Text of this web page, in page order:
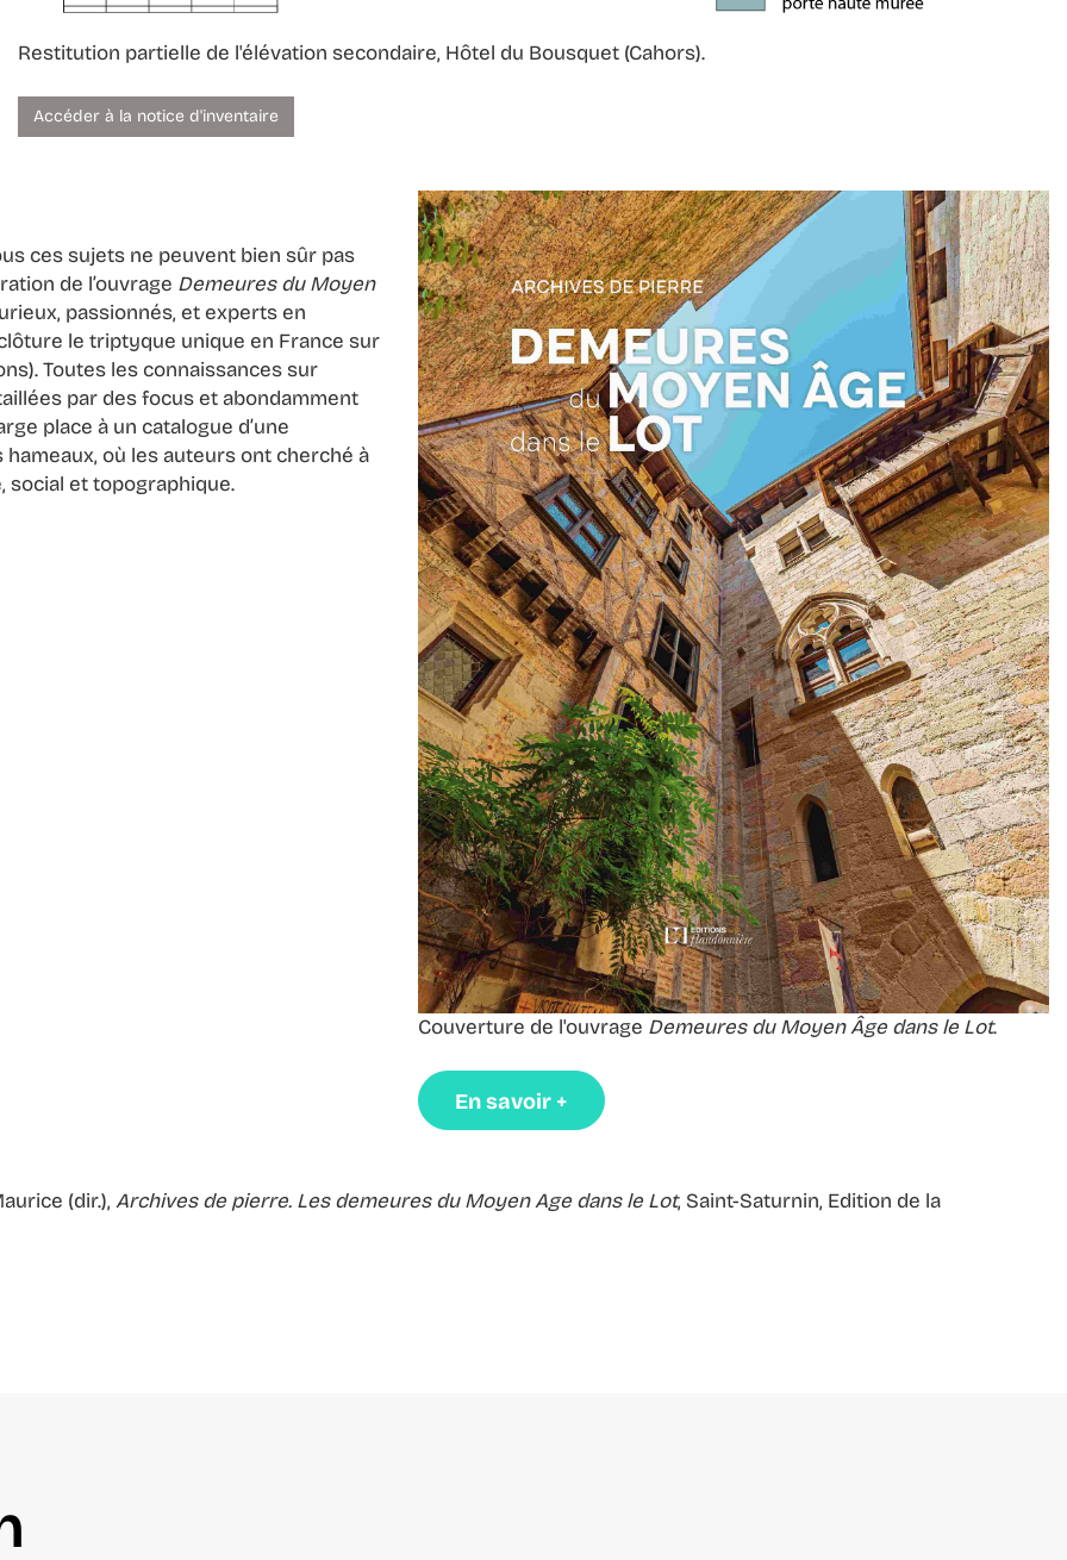
Restitution partielle de l'élévation secondaire, Hôtel du Bousquet (Cahors).
Accéder à la notice d'inventaire
ces sujets ne peuvent bien sûr pas
de l’ouvrage Demeures du Moyen
passionnés, et experts en
le triptyque unique en France sur
Toutes les connaissances sur
par des focus et abondamment
place à un catalogue d’une
où les auteurs ont cherché à
social et topographique.
Couverture de l'ouvrage Demeures du Moyen Âge dans le Lot.
En savoir +
(dir.), Archives de pierre. Les demeures du Moyen Age dans le Lot, Saint-Saturnin, Edition de la